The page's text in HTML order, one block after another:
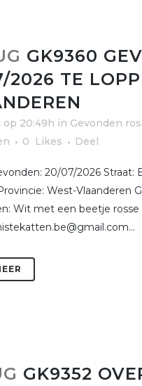
GK9360
2026 TE
op 20:49h in Gevonden
0 Likes Deel
20/07/2026 Straat:
West-Vlaanderen
Wit met een beetje
GK9352